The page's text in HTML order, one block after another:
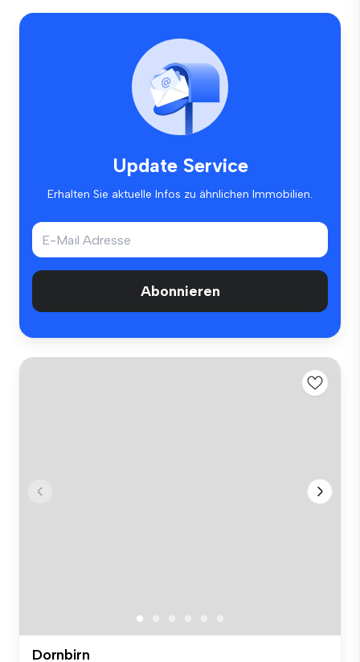
Update Service
Erhalten Sie aktuelle Infos zu ähnlichen Immobilien.
Abonnieren
Dornbirn